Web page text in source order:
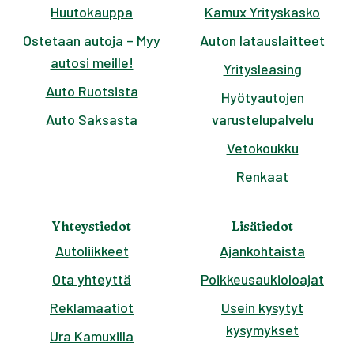
Huutokauppa
Ostetaan autoja – Myy
autosi meille!
Auto Ruotsista
Auto Saksasta
Kamux Yrityskasko
Auton latauslaitteet
Yritysleasing
Hyötyautojen
varustelupalvelu
Vetokoukku
Renkaat
Yhteystiedot
Autoliikkeet
Ota yhteyttä
Reklamaatiot
Ura Kamuxilla
Lisätiedot
Ajankohtaista
Poikkeusaukioloajat
Usein kysytyt
kysymykset